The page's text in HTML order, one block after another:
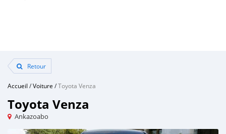
Retour
Accueil /Voiture /Toyota Venza
Toyota Venza
Ankazoabo